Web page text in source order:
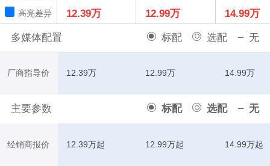
高亮差异
拉布拉多版
12.39万
边牧版
12.99万
中华田园
版
14.99万
多媒体配置 标配 选配 无
厂商指导价
主要参数 标配 选配 无
经销商报价
12.39万 12.99万 14.99万
12.39万起 12.99万起 14.99万起